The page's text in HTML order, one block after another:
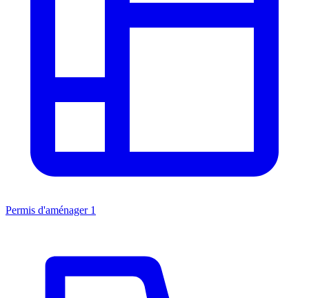
Permis d'aménager 1